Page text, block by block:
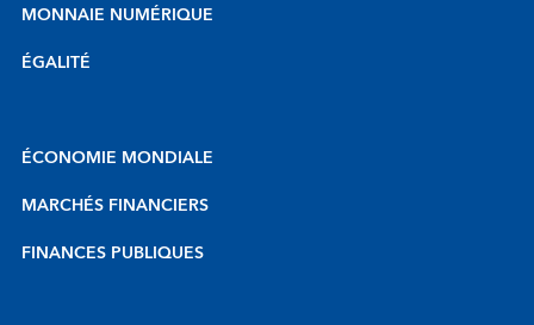
MONNAIE NUMÉRIQUE
ÉGALITÉ
ÉCONOMIE MONDIALE
MARCHÉS FINANCIERS
FINANCES PUBLIQUES